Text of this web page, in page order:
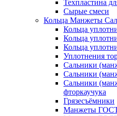
Техпластина
Сырые смеси
Кольца Манжеты
Кольца
Кольца
Кольца
Уплотнения
Сальники
Сальники
Сальники
фторкаучука
Грязесъёмники
Манжеты